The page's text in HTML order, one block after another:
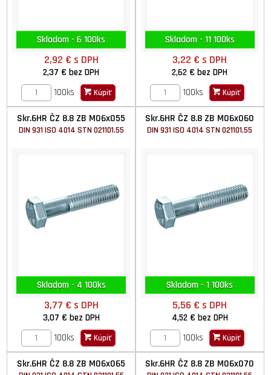
Skladom - 6 100ks
2,92 € s DPH
2,37 €bez DPH
100ks
Kúpiť
Skladom - 11 100ks
3,22 €s DPH
2,62 €bez DPH
100ks
Kúpiť
Skr.6HR ČZ 8.8 ZB M06x055
DIN 931 ISO 4014 STN 021101.55
Skladom - 4 100ks
3,77 € s DPH
3,07 € bez DPH
100ks
Kúpiť
Skr.6HR ČZ 8.8 ZB M06x060
DIN 931 ISO 4014 STN 021101.55
Skladom - 1 100ks
5,56 €s DPH
4,52 € bez DPH
100ks
Kúpiť
Skr.6HR ČZ 8.8 ZB M06x065 Skr.6HR ČZ 8.8 ZB M06x070